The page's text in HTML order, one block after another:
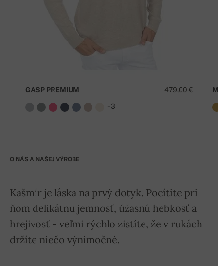
479,00 €
GASP PREMIUM
+3
O NÁS A NAŠEJ VÝROBE
Kašmír je láska na prvý dotyk. Pocítite pri
ňom delikátnu jemnosť, úžasnú hebkosť a
hrejivosť - veľmi rýchlo zistíte, že v rukách
držíte niečo výnimočné.